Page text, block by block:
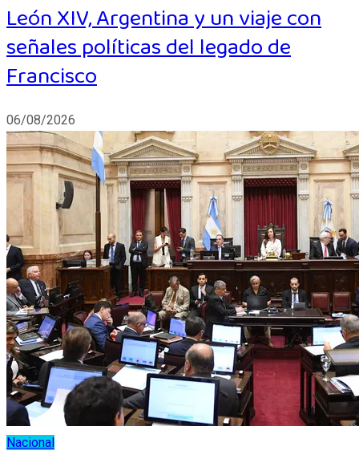
León XIV, Argentina y un viaje con
señales políticas del legado de
Francisco
06/08/2026
Nacional